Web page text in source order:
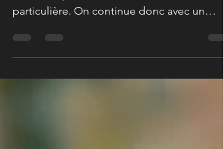
Mon cerveau a bien charbonné ces
particulière. On continue donc avec un
nouveau...